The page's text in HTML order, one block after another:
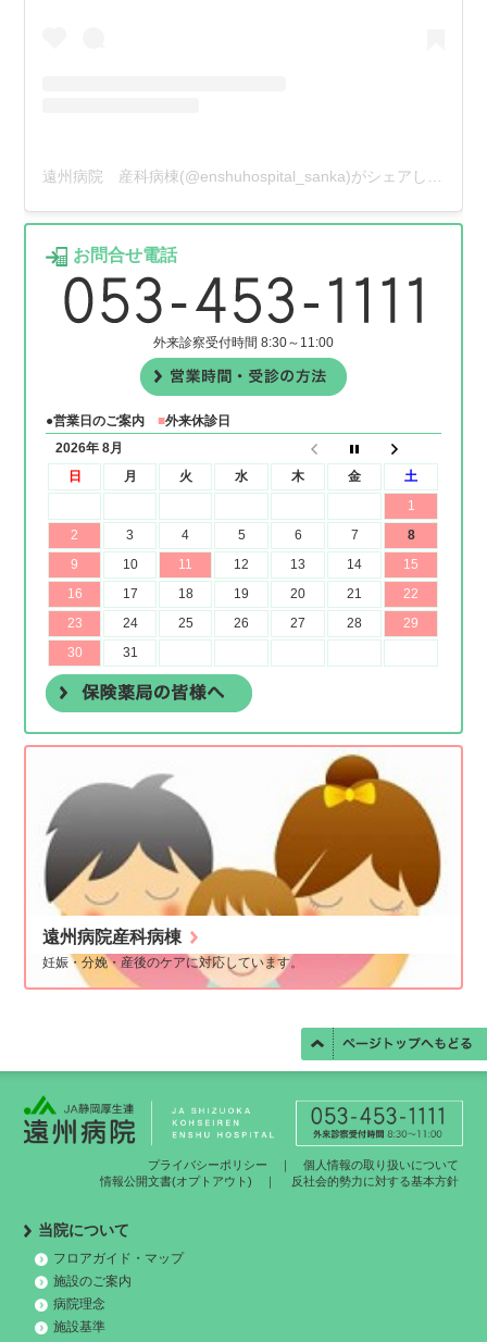
お問合せ電話
外来診察受付時間 8:30～11:00
●営業日のご案内■外来休診日
遠州病院産科病棟
妊娠・分娩・産後のケアに対応しています。
プライバシーポリシー ｜個人情報の取り扱いについて
情報公開文書(オプトアウト)
反社会的勢力に対する基本方針
当院について
フロアガイド・マップ
施設のご案内
病院理念
施設基準